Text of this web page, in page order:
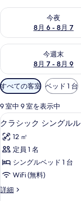
今夜
8月 6 - 8月 7
今夜 8月 6 - 8月 7 の空
今週末
8月 7 - 8月 9
今週末 8月 7 - 8月 9 の
利
用
可
能
な
客
室
の
り
込
すべての客室 ベッド 1 台
9 室中 9 室を表示中
ク
ラ
シ
ッ
ク
シ
ン
2
クラシック シングル
12 ㎡
定員 1 名
シングルベッド 1 台
WiFi (無料)
詳細
ク